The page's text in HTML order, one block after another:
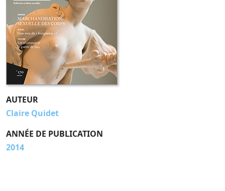
AUTEUR
Claire Quidet
ANNÉE DE PUBLICATION
2014